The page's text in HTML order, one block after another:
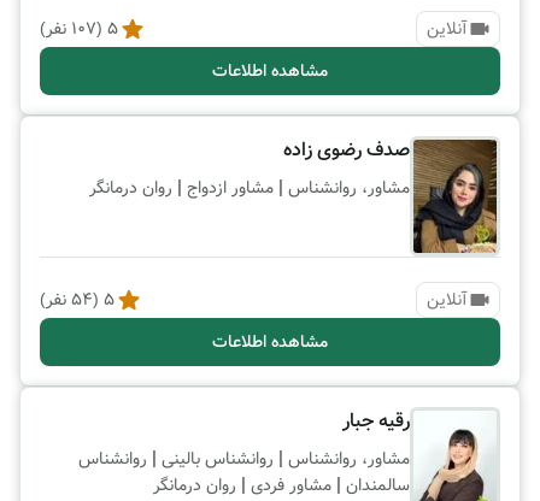
آنلاین 5
(
107 نفر)
مشاهده اطلاعات
صدف رضوی زاده
مشاور، روانشناس | مشاور ازدواج | روان درمانگر
آنلاین 5
(
54نفر)
مشاهده اطلاعات
رقیه جبار
مشاور، روانشناس | روانشناس بالینی | روانشناس
سالمندان | مشاور فردی | روان درمانگر